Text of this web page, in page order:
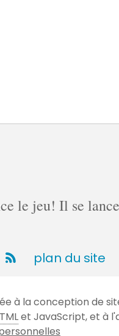
le jeu! Il se
plan du site
à la conception de
et JavaScript, et à